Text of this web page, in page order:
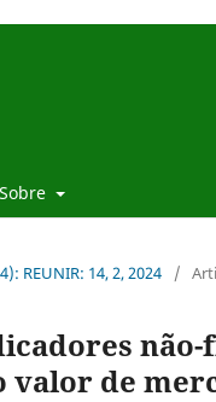
Sobre
REUNIR: 14, 2, 2024 /
valor de